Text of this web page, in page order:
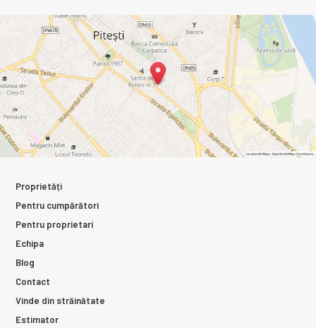
Proprietăți
Pentru cumpărători
Pentru proprietari
Echipa
Blog
Contact
Vinde din străinătate
Estimator